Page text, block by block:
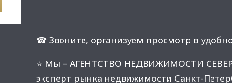
☎ Звоните, организуем просмотр в
⭐ Мы – АГЕНТСТВО НЕДВИЖИМОСТИ
эксперт рынка недвижимости Санкт-